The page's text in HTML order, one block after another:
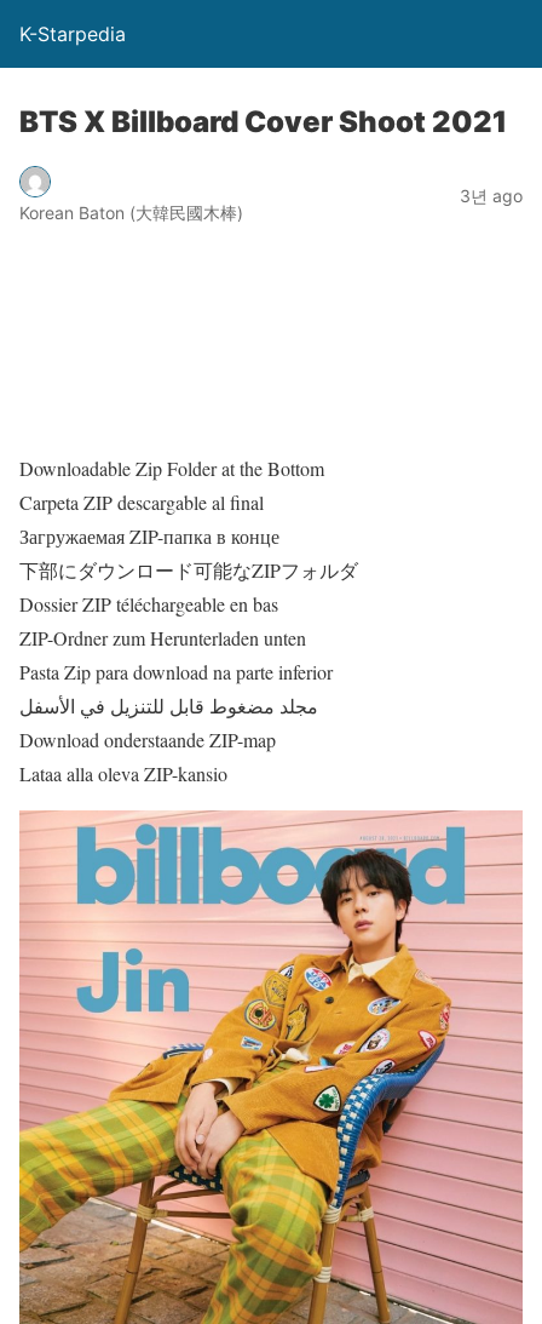
K-Starpedia
BTS X Billboard Cover Shoot 2021
Korean Baton (大韓民國木棒)
3년 ago
Downloadable Zip Folder at the Bottom
Carpeta ZIP descargable al final
Загружаемая ZIP-папка в конце
下部にダウンロード可能なZIPフォルダ
Dossier ZIP téléchargeable en bas
ZIP-Ordner zum Herunterladen unten
Pasta Zip para download na parte inferior
مجلد مضغوط قابل للتنزيل في الأسفل
Download onderstaande ZIP-map
Lataa alla oleva ZIP-kansio